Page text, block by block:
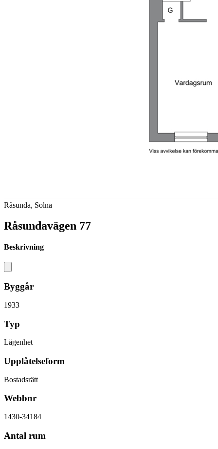
Råsunda, Solna
Råsundavägen 77
Beskrivning
Byggår
1933
Typ
Lägenhet
Upplåtelseform
Bostadsrätt
Webbnr
1430-34184
Antal rum